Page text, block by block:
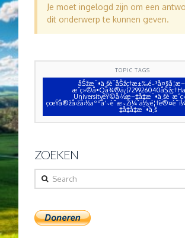
Je moet ingelogd zijn om een
dit onderwerp te kunnen geven.
TOPIC TAGS
‡å‡­å‡æ¯•ä¸š
ZOEKEN
Search